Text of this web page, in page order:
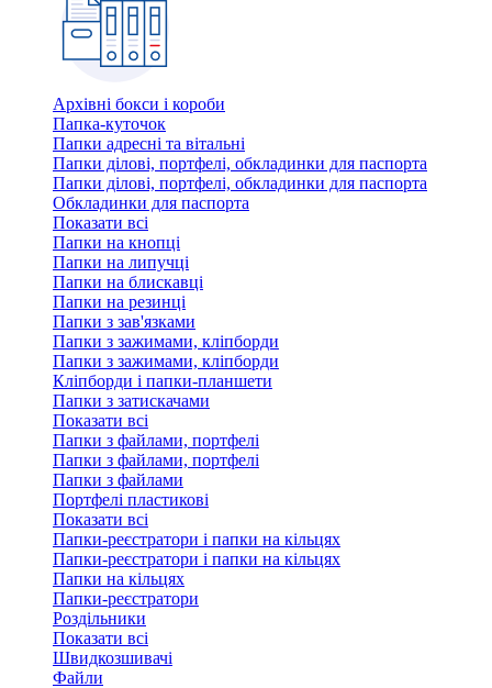
Архівні бокси і короби
Папка-куточок
Папки адресні та вітальні
Папки ділові, портфелі, обкладинки для паспорта
Папки ділові, портфелі, обкладинки для паспорта
Обкладинки для паспорта
Показати всі
Папки на кнопці
Папки на липучці
Папки на блискавці
Папки на резинці
Папки з зав'язками
Папки з зажимами, кліпборди
Папки з зажимами, кліпборди
Кліпборди і папки-планшети
Папки з затискачами
Показати всі
Папки з файлами, портфелі
Папки з файлами, портфелі
Папки з файлами
Портфелі пластикові
Показати всі
Папки-реєстратори і папки на кільцях
Папки-реєстратори і папки на кільцях
Папки на кільцях
Папки-реєстратори
Роздільники
Показати всі
Швидкозшивачi
Файли